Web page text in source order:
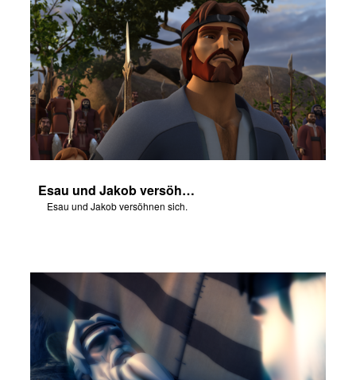
Esau und Jakob versöhnen sich.
Esau und Jakob versöhnen sich.